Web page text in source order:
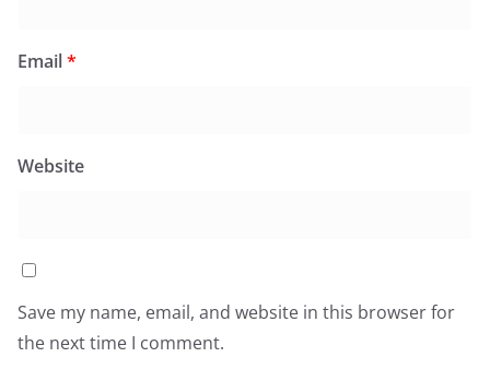
Email*
Website
Save my name, email, and website in this browser for
the next time I comment.